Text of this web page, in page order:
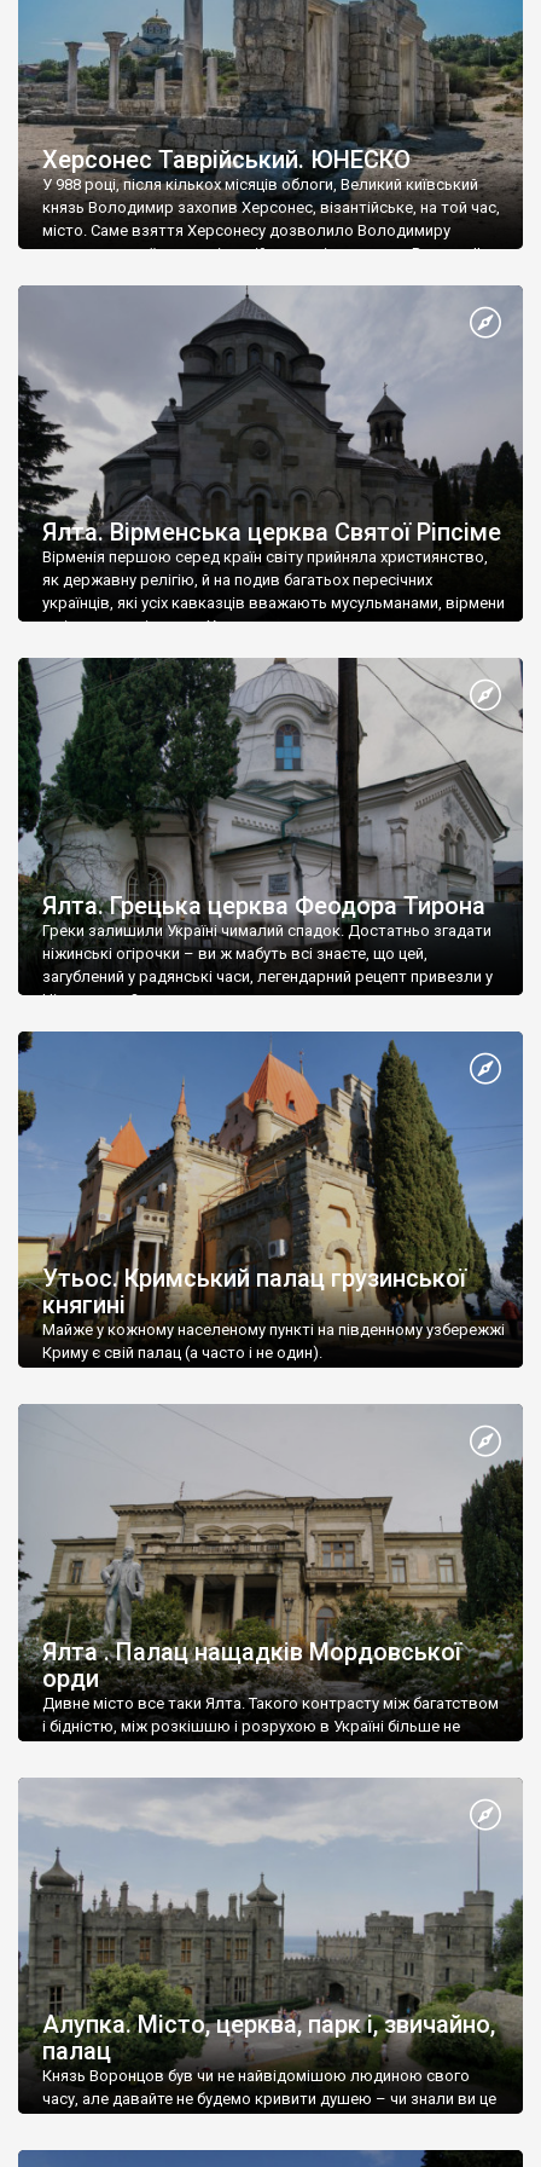
Херсонес Таврійський. ЮНЕСКО
У 988 році, після кількох місяців облоги, Великий київський
князь Володимир захопив Херсонес, візантійське, на той час,
місто. Саме взяття Херсонесу дозволило Володимиру
диктувати свої умови візантійському імператору Василю ІІ, та
Херсонесі Володимир-язичник, став Василем-християнином.
А потім було Хрещення Русі. На честь Херсонесу Таврійського
Ялта. Вірменська церква Святої Ріпсіме
Вірменія першою серед країн світу прийняла християнство,
як державну релігію, й на подив багатьох пересічних
українців, які усіх кавказців вважають мусульманами, вірмени
є відданими вірянами Христа
Ялта. Грецька церква Феодора Тирона
Греки залишили Україні чималий спадок. Достатньо згадати
ніжинські огірочки – ви ж мабуть всі знаєте, що цей,
загублений у радянські часи, легендарний рецепт привезли у
Ніжин греки?
Утьос. Кримський палац грузинської
княгині
Майже у кожному населеному пункті на південному узбережжі
Криму є свій палац (а часто і не один).
Ялта . Палац нащадків Мордовської
орди
Дивне місто все таки Ялта. Такого контрасту між багатством
і бідністю, між розкішшю і розрухою в Україні більше не
Алупка. Місто, церква, парк і, звичайно,
палац
Князь Воронцов був чи не найвідомішою людиною свого
часу, але давайте не будемо кривити душею – чи знали ви це